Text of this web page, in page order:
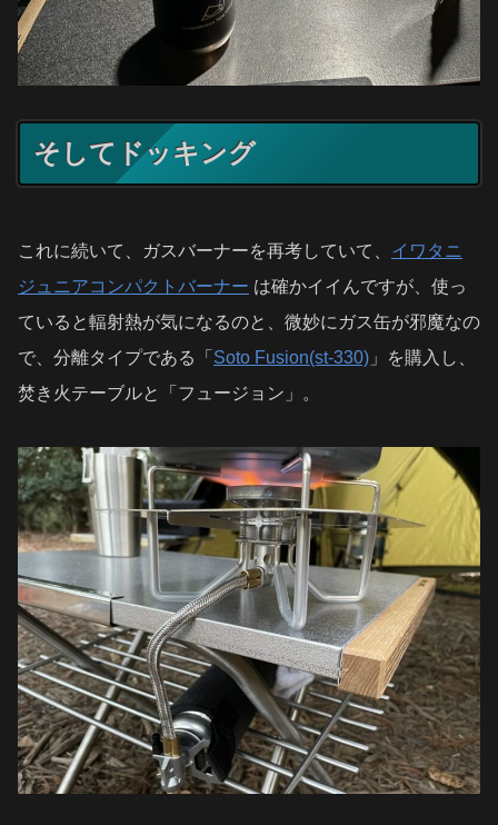
そしてドッキング
これに続いて、ガスバーナーを再考していて、 イワタニ
ジュニアコンパクトバーナー は確かイイんですが、使っ
ていると輻射熱が気になるのと、微妙にガス缶が邪魔なの
で、分離タイプである「 Soto Fusion(st-330) 」を購入し、
焚き火テーブルと「フュージョン」。